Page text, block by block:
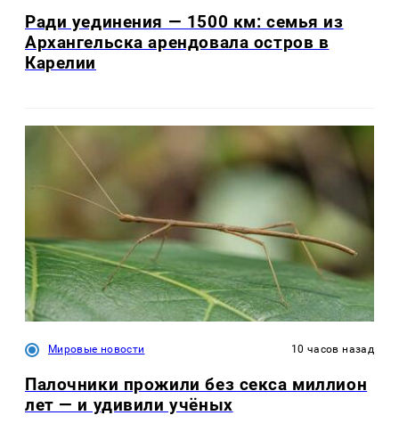
Ради уединения — 1500 км: семья из
Архангельска арендовала остров в
Карелии
Мировые новости 10 часов назад
Палочники прожили без секса миллион
лет — и удивили учёных